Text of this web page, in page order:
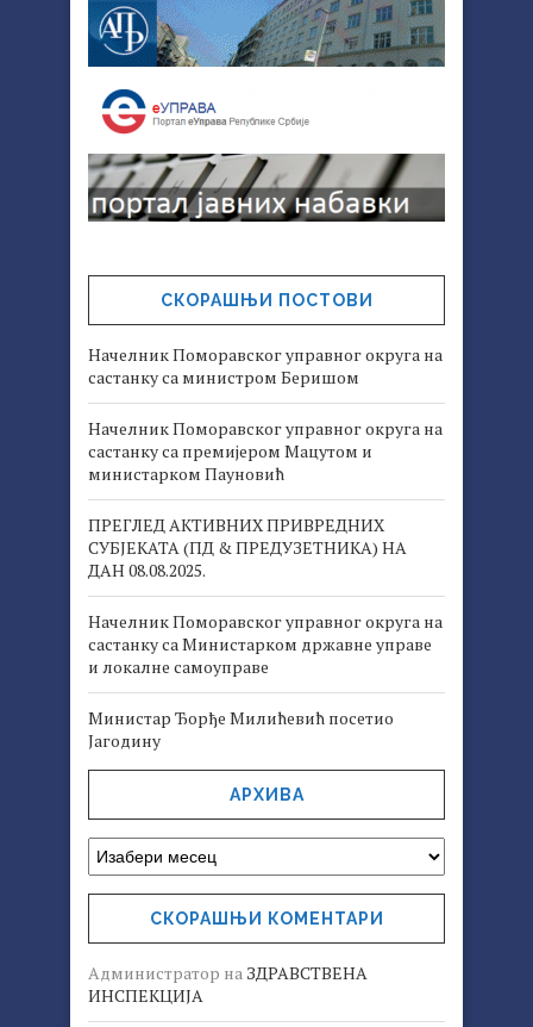
СКОРАШЊИ ПОСТОВИ
Начелник Поморавског управног округа на
састанку са министром Беришом
Начелник Поморавског управног округа на
састанку са премијером Мацутом и
министарком Пауновић
ПРЕГЛЕД АКТИВНИХ ПРИВРЕДНИХ
СУБЈЕКАТА (ПД & ПРЕДУЗЕТНИКА) НА
ДАН 08.08.2025.
Начелник Поморавског управног округа на
састанку са Министарком државне управе
и локалне самоуправе
Министар Ђорђе Милићевић посетио
Јагодину
АРХИВА
СКОРАШЊИ КОМЕНТАРИ
Администратор на ЗДРАВСТВЕНА
ИНСПЕКЦИЈА